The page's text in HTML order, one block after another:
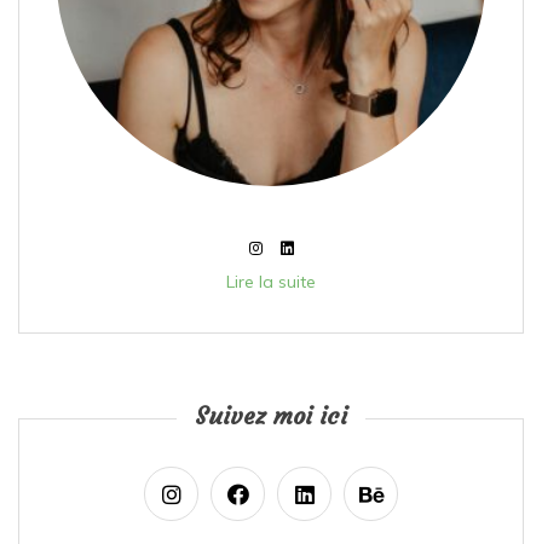
Lire la suite
Suivez moi ici